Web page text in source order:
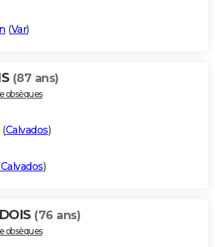
(Var)
(87 ans)
obsèques
(Calvados)
Calvados)
(76 ans)
obsèques